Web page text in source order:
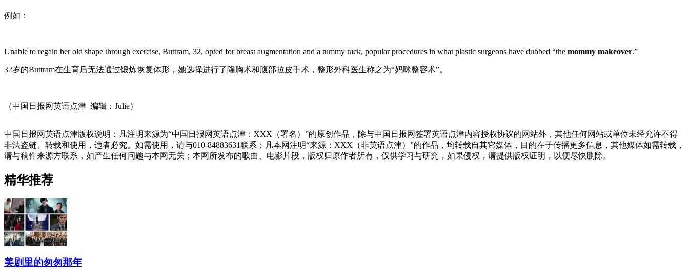
例如：
Unable to regain her old shape through exercise, Buttram, 32, opted for breast augmentation and a tummy tuck, popular procedures in what plastic surgeons have dubbed “the mommy makeover.”
32岁的Buttram在生育后无法通过锻炼恢复体形，她选择进行了隆胸术和腹部拉皮手术，整形外科医生称之为“妈咪整容术”。
（中国日报网英语点津 编辑：Julie）
中国日报网英语点津版权说明：凡注明来源为“中国日报网英语点津：XXX（署名）”的原创作品，除与中国日报网签署英语点津内容授权协议的网站外，其他任何网站或单位未经允许不得
非法盗链、转载和使用，违者必究。如需使用，请与010-84883631联系；凡本网注明“来源：XXX（非英语点津）”的作品，均转载自其它媒体，目的在于传播更多信息，其他媒体如需转载，
请与稿件来源方联系，如产生任何问题与本网无关；本网所发布的歌曲、电影片段，版权归原作者所有，仅供学习与研究，如果侵权，请提供版权证明，以便尽快删除。
精华推荐
美剧里的匆匆那年